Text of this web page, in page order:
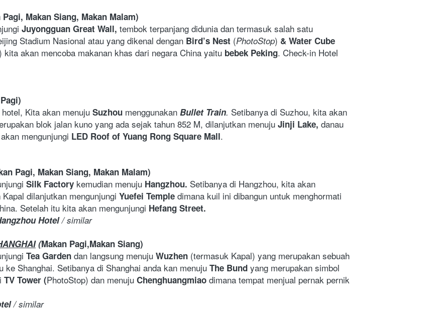
Pagi, Makan Siang, Makan Malam)
Juyongguan Great Wall, tembok terpanjang didunia dan termasuk salah satu
Stadium Nasional atau yang dikenal dengan Bird’s Nest (PhotoStop) & Water Cube
kita akan mencoba makanan khas dari negara China yaitu bebek Peking. Check-in Hotel
Pagi)
Kita akan menuju Suzhou menggunakan Bullet Train. Setibanya di Suzhou, kita akan
blok jalan kuno yang ada sejak tahun 852 M, dilanjutkan menuju Jinji Lake, danau
mengunjungi LED Roof of Yuang Rong Square Mall.
Pagi, Makan Siang, Makan Malam)
Silk Factory kemudian menuju Hangzhou. Setibanya di Hangzhou, kita akan
Kapal dilanjutkan mengunjungi Yuefei Temple
Setelah itu kita akan mengunjungi Hefang Street.
Hotel / similar
(Makan Pagi,Makan Siang)
Tea Garden dan langsung menuju Wuzhen (termasuk Kapal) yang merupakan sebuah
Shanghai. Setibanya di Shanghai anda kan menuju The Bund yang merupakan simbol
TV Tower (PhotoStop) dan menuju Chenghuangmiao dimana tempat menjual pernak pernik
/ similar